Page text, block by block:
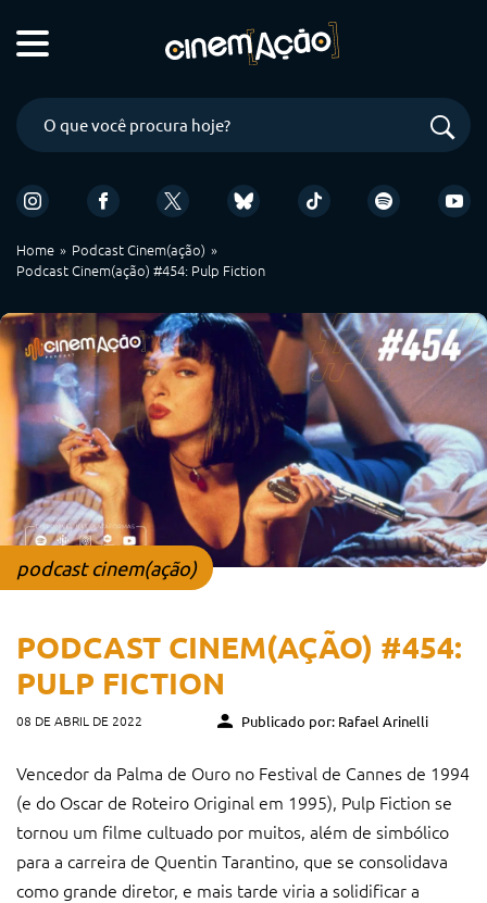
Home
Podcast Cinem(ação)
Podcast Cinem(ação) #454: Pulp Fiction
podcast cinem(ação)
PODCAST CINEM(AÇÃO) #454:
PULP FICTION
08 DE ABRIL DE 2022 Publicado por: Rafael Arinelli
Vencedor da Palma de Ouro no Festival de Cannes de 1994
(e do Oscar de Roteiro Original em 1995), Pulp Fiction se
tornou um filme cultuado por muitos, além de simbólico
para a carreira de Quentin Tarantino, que se consolidava
como grande diretor, e mais tarde viria a solidificar a